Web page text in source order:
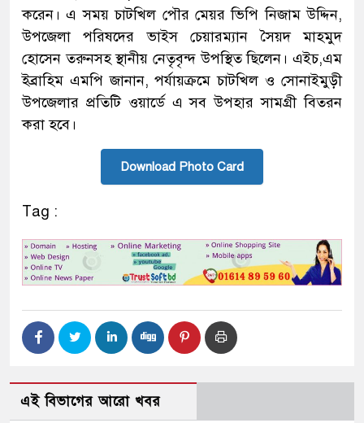
করেন। এ সময় চাটখিল পৌর মেয়র ভিপি নিজাম উদ্দিন,
উপজেলা পরিষদের ভাইস চেয়ারম্যান সৈয়দ মাহমুদ
হোসেন তরুনসহ স্থানীয় নেতৃবৃন্দ উপস্থিত ছিলেন। এইচ,এম
ইব্রাহিম এমপি জানান, পর্যায়ক্রমে চাটখিল ও সোনাইমুড়ী
উপজেলার প্রতিটি ওয়ার্ডে এ সব উপহার সামগ্রী বিতরন
করা হবে।
Download Photo Card
Tag :
এই বিভাগের আরো খবর